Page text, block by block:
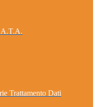
A.T.A.
Trattamento Dati